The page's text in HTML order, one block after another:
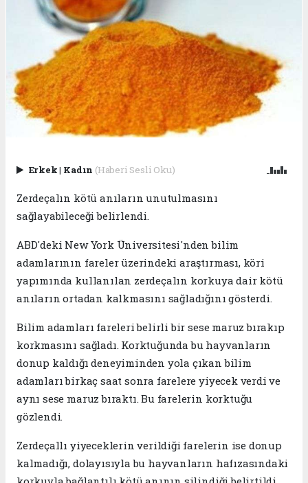
Erkek| Kadın (Haberi Sesli Oku)
Zerdeçalın kötü anıların unutulmasını
sağlayabileceği belirlendi.
ABD'deki New York Üniversitesi'nden bilim
adamlarının fareler üzerindeki araştırması, köri
yapımında kullanılan zerdeçalın korkuya dair kötü
anıların ortadan kalkmasını sağladığını gösterdi.
Bilim adamları fareleri belirli bir sese maruz bırakıp
korkmasını sağladı. Korktuğunda bu hayvanların
donup kaldığı deneyiminden yola çıkan bilim
adamları birkaç saat sonra farelere yiyecek verdi ve
aynı sese maruz bıraktı. Bu farelerin korktuğu
gözlendi.
Zerdeçallı yiyeceklerin verildiği farelerin ise donup
kalmadığı, dolayısıyla bu hayvanların hafızasındaki